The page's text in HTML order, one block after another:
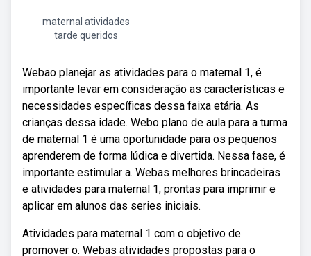
maternal atividades
tarde queridos
Webao planejar as atividades para o maternal 1, é
importante levar em consideração as características e
necessidades específicas dessa faixa etária. As
crianças dessa idade. Webo plano de aula para a turma
de maternal 1 é uma oportunidade para os pequenos
aprenderem de forma lúdica e divertida. Nessa fase, é
importante estimular a. Webas melhores brincadeiras
e atividades para maternal 1, prontas para imprimir e
aplicar em alunos das series iniciais.
Atividades para maternal 1 com o objetivo de
promover o. Webas atividades propostas para o